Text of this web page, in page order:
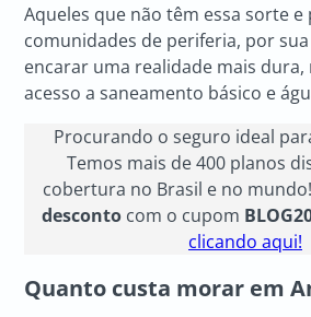
Aqueles que não têm essa sorte e
comunidades de periferia, por
encarar uma realidade mais dura,
acesso a saneamento básico e
Procurando o seguro ideal
Temos mais de 400 planos
cobertura no Brasil e no
desconto com o cupom
clicando aqui!
Quanto custa morar em